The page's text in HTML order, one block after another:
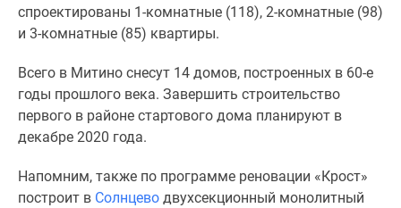
комнатные
комнатные
комнатные
Квартиры
карте
Ипотечный
спроектированы 1-комнатные (118), 2-комнатные (98)
и 3-комнатные (85) квартиры.
Всего в Митино снесут 14 домов, построенных в 60-е
годы прошлого века. Завершить строительство
первого в районе стартового дома планируют в
декабре 2020 года.
Напомним, также по программе реновации «Крост»
построит в Солнцево двухсекционный монолитный